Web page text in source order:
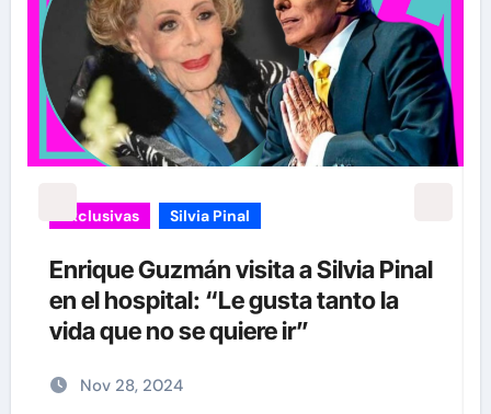
Exclusivas Silvia Pinal
Luis Enrique Guzmán se sincera
sobre situación de Silvia Pinal y
declara: “Está en proceso de partir”
Nov 28, 2024